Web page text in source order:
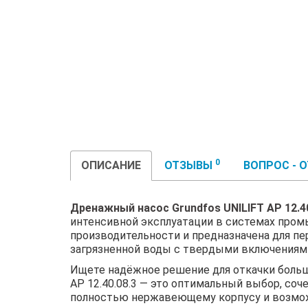
ОПИСАНИЕ ОТЗЫВЫ 0 ВОПРОС -
Дренажный насос Grundfos UNILIFT AP
интенсивной эксплуатации в системах
производительности и предназначена
загрязненной воды с твердыми
Ищете надёжное решение для откачки
AP 12.40.08.3 — это оптимальный выбор,
полностью нержавеющему корпусу и